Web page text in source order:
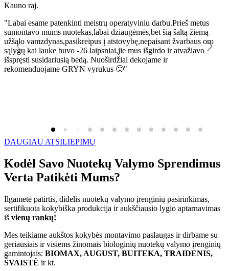
Kauno raj.
"Labai esame patenkinti meistrų operatyviniu darbu.Prieš metus
sumontavo mums nuotekas,labai dziaugėmės,bet šią šaltą žiemą
užšąlo vamzdynas,pasikreipus į atstovybę,nepaisant žvarbaus oro
sąlygų kai lauke buvo -26 laipsniai,jie mus išgirdo ir atvažiavo
išspręsti susidariusią bėdą. Nuoširdžiai dekojame ir
rekomenduojame GRYN vyrukus 🙂"
DAUGIAU ATSILIEPIMŲ
Kodėl Savo Nuotekų Valymo Sprendimus
Verta Patikėti Mums?
Ilgametė patirtis, didelis nuotekų valymo įrenginių pasirinkimas,
sertifikuota kokybiška produkcija ir aukščiausio lygio aptarnavimas
iš vienų rankų!
Mes teikiame aukštos kokybės montavimo paslaugas ir dirbame su
geriausiais ir visiems žinomais biologinių nuotekų valymo įrenginių
gamintojais: BIOMAX, AUGUST, BUITEKA, TRAIDENIS,
ŠVAISTĖ ir kt.